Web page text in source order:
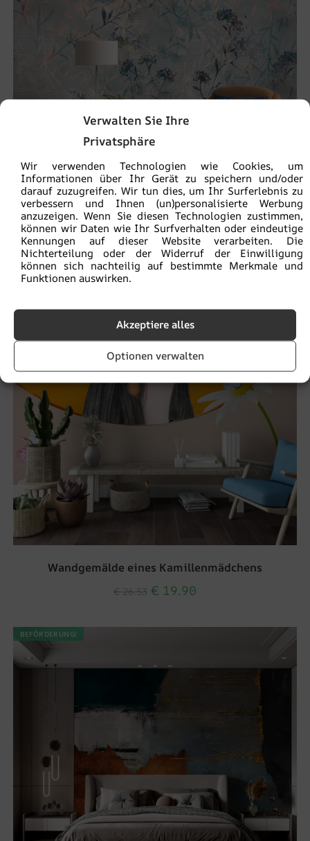
Verwalten Sie Ihre
Privatsphäre
Wir verwenden Technologien wie Cookies, um
Informationen über Ihr Gerät zu speichern und/oder
darauf zuzugreifen. Wir tun dies, um Ihr Surferlebnis zu
verbessern und Ihnen (un)personalisierte Werbung
anzuzeigen. Wenn Sie diesen Technologien zustimmen,
können wir Daten wie Ihr Surfverhalten oder eindeutige
Kennungen auf dieser Website verarbeiten. Die
Nichterteilung oder der Widerruf der Einwilligung
können sich nachteilig auf bestimmte Merkmale und
Funktionen auswirken.
Akzeptiere alles
Optionen verwalten
Fototapete Small Plants
€26.53 €19.90
BEFÖRDERUNG!
Wandgemälde eines Kamillenmädchens
€ 19.90
BEFÖRDERUNG!